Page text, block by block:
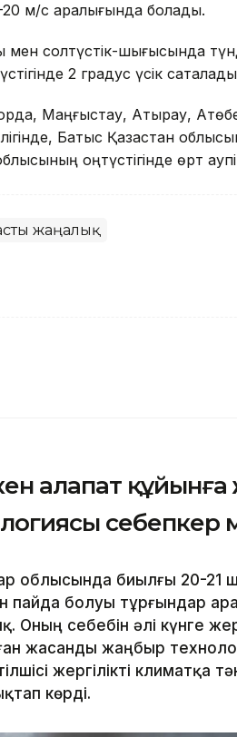
м/с аралығында болады.
солтүстік-шығысында
2 градус үсік
Маңғыстау, Атырау,
Батыс Қазақстан
оңтүстігінде өрт
жаңалық
алапат
себепкер
облысында биылғы 20-21
пайда болуы тұрғындар
себебін әлі күнге
жасанды жаңбыр
жергілікті климатқа
көрді.